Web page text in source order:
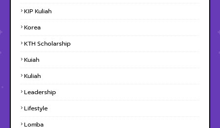
KIP Kuliah
Korea
KTH Scholarship
Kuiah
Kuliah
Leadership
Lifestyle
Lomba